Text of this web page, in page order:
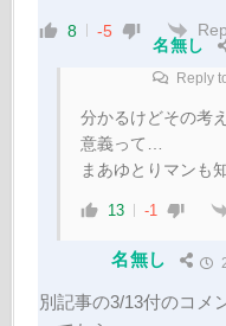
8 -5
名無し
Reply
分かるけどその考
意義って…
まあゆとりマンも
13 -1
名無し
別記事の3/13付のコメ